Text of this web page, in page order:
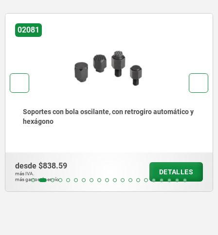
Soportes con bola oscilante
desde$680.86
más gastos de envío
DETALLES